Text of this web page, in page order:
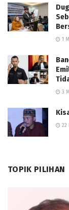
1
3
22
TOPIK PILIHAN